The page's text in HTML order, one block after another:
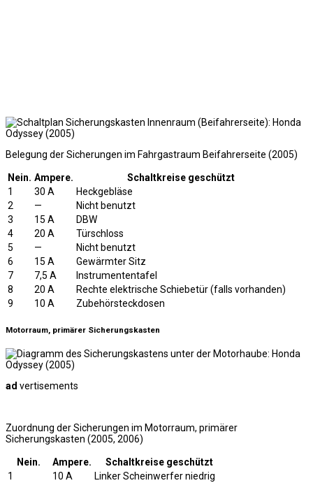
Belegung der Sicherungen im Fahrgastraum Beifahrerseite (2005)
Nein. Ampere.
Schaltkreise geschützt
1
30 A
Heckgebläse
2
—
Nicht benutzt
3
15 A
DBW
4
20 A
Türschloss
5
—
Nicht benutzt
6
15 A
Gewärmter Sitz
7
7,5 A
Instrumententafel
8
20 A
Rechte elektrische Schiebetür (falls vorhanden)
9
10 A Zubehörsteckdosen
Motorraum, primärer Sicherungskasten
ad vertisements
Zuordnung der Sicherungen im Motorraum, primärer
Sicherungskasten (2005, 2006)
Nein. Ampere.
Schaltkreise geschützt
1
10 A
Linker Scheinwerfer niedrig